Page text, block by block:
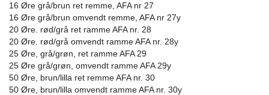
16 Øre grå/brun ret remme, AFA nr 27
16 Øre grå/brun omvendt remme, AFA nr 27y
20 Øre. rød/grå ret ramme AFA nr. 28
20 Øre. rød/grå omvendt ramme AFA nr. 28y
25 Øre, grå/grøn, ret ramme AFA 29
25 Øre grå/grøn, omvendt ramme AFA 29y
50 Øre, brun/lilla ret remme AFA nr. 30
50 Øre, brun/lilla omvendt ramme AFA nr. 30y